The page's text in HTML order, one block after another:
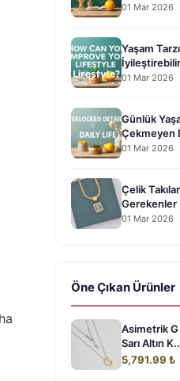
01 Mar 2026
Yaşam
01 Mar 2026
Günlük
Çekmeyen
01 Mar 2026
Çelik
Gerekenler
01 Mar 2026
Öne Çıkan Ürünler
Asimetrik G
Sarı Altın
5,791.99 ₺